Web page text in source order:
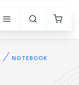
NOTEBOOK